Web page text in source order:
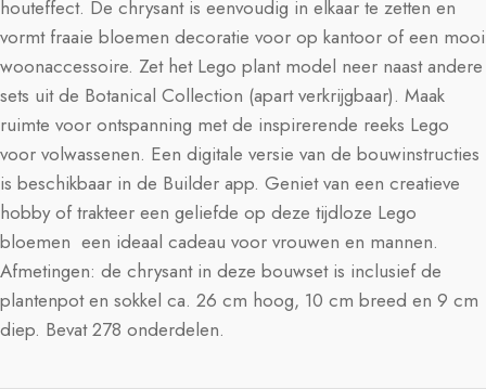
houteffect. De chrysant is eenvoudig in elkaar te zetten en
vormt fraaie bloemen decoratie voor op kantoor of een mooi
woonaccessoire. Zet het Lego plant model neer naast andere
sets uit de Botanical Collection (apart verkrijgbaar). Maak
ruimte voor ontspanning met de inspirerende reeks Lego
voor volwassenen. Een digitale versie van de bouwinstructies
is beschikbaar in de Builder app. Geniet van een creatieve
hobby of trakteer een geliefde op deze tijdloze Lego
bloemen  een ideaal cadeau voor vrouwen en mannen.
Afmetingen: de chrysant in deze bouwset is inclusief de
plantenpot en sokkel ca. 26 cm hoog, 10 cm breed en 9 cm
diep. Bevat 278 onderdelen.